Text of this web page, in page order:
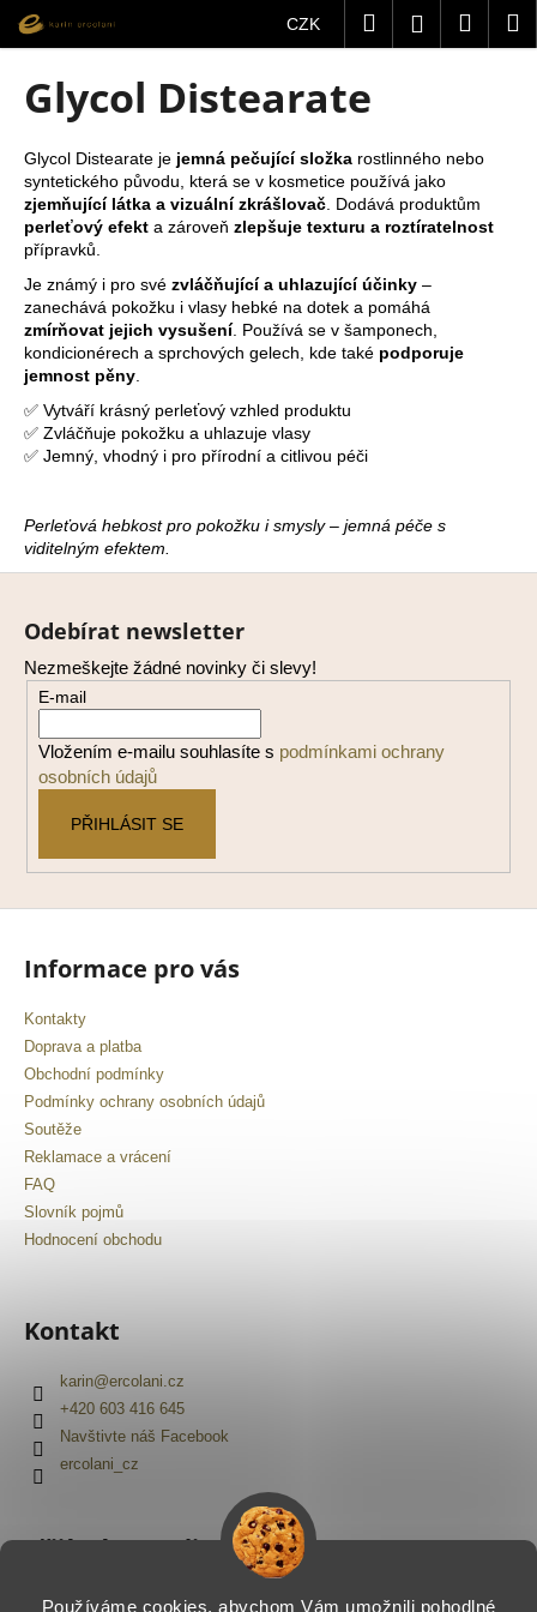
Používáme cookies, abychom Vám umožnili pohodlné
obsah
CZK HledatPřihlášení
Glycol Distearate
Glycol Distearate je jemná pečující složka rostlinného nebo
syntetického původu, která se v kosmetice používá jako
zjemňující látka a vizuální zkrášlovač . Dodává produktům
perleťový efekt a zároveň zlepšuje texturu a roztíratelnost
přípravků.
Je známý i pro své zvláčňující a uhlazující účinky –
zanechává pokožku i vlasy hebké na dotek a pomáhá
zmírňovat jejich vysušení. Používá se v šamponech,
kondicionérech a sprchových gelech, kde také podporuje
jemnost pěny
✅ Vytváří krásný perleťový vzhled produktu
✅ Zvláčňuje pokožku a uhlazuje vlasy
✅ Jemný, vhodný i pro přírodní a citlivou péči
Perleťová hebkost pro pokožku i smysly – jemná péče s
viditelným efektem.
o
o
p
o
t
ř
e
b
u
j
e
t
n
a
í
t
?
HLEDAT
D
p
r
u
č
u
j
e
m
e
Z
Odebírat newsletter
Nezmeškejte žádné novinky či slevy!
E-mail
Vložením e-mailu souhlasíte s podmínkami ochrany
osobních údajů
PŘIHLÁSIT SE
Informace pro vás
Kontakty
Doprava a platba
Obchodní podmínky
Podmínky ochrany osobních údajů
Soutěže
Reklamace a vrácení
FAQ
Slovník pojmů
Hodnocení obchodu
Kontakt
karin@ercolani.cz
+420 603 416 645
Navštivte náš Facebook
ercolani_cz
Přijímáme online platby